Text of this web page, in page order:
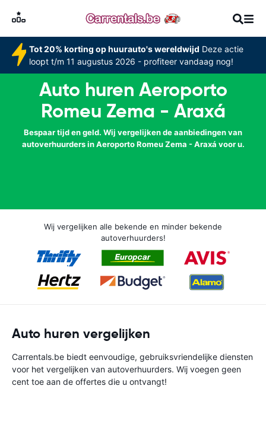
Tot 20% korting op huurauto's wereldwijd Deze actie
loopt t/m 11 augustus 2026 - profiteer vandaag nog!
Auto huren Aeroporto
Romeu Zema - Araxá
Bespaar tijd en geld. Wij vergelijken de aanbiedingen van
autoverhuurders in Aeroporto Romeu Zema - Araxá voor u.
Wij vergelijken alle bekende en minder bekende
autoverhuurders!
Auto huren vergelijken
Carrentals.be biedt eenvoudige, gebruiksvriendelijke diensten
voor het vergelijken van autoverhuurders. Wij voegen geen
cent toe aan de offertes die u ontvangt!